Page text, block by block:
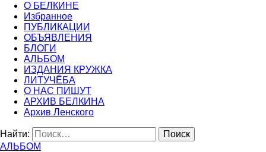
О БЕЛКИНЕ
Избранное
ПУБЛИКАЦИИ
ОБЪЯВЛЕНИЯ
БЛОГИ
АЛЬБОМ
ИЗДАНИЯ КРУЖКА
ЛИТУЧЁБА
О НАС ПИШУТ
АРХИВ БЕЛКИНА
Архив Ленского
Найти:
АЛЬБОМ